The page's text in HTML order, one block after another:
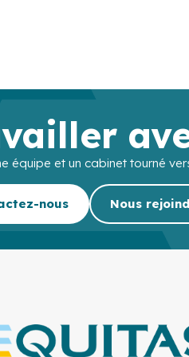
équipe et un cabinet tourné
nous Nous